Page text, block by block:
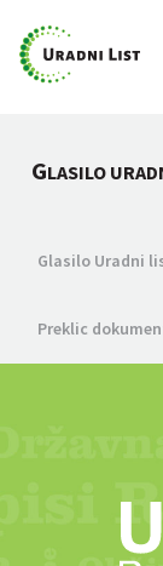
GLASILO
Glasilo Uradni
Preklic